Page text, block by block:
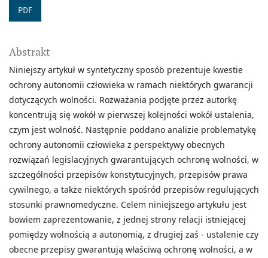
PDF
Abstrakt
Niniejszy artykuł w syntetyczny sposób prezentuje kwestie
ochrony autonomii człowieka w ramach niektórych gwarancji
dotyczących wolności. Rozważania podjęte przez autorkę
koncentrują się wokół w pierwszej kolejności wokół ustalenia,
czym jest wolność. Następnie poddano analizie problematykę
ochrony autonomii człowieka z perspektywy obecnych
rozwiązań legislacyjnych gwarantujących ochronę wolności, w
szczególności przepisów konstytucyjnych, przepisów prawa
cywilnego, a także niektórych spośród przepisów regulujących
stosunki prawnomedyczne. Celem niniejszego artykułu jest
bowiem zaprezentowanie, z jednej strony relacji istniejącej
pomiędzy wolnością a autonomią, z drugiej zaś - ustalenie czy
obecne przepisy gwarantują właściwą ochronę wolności, a w